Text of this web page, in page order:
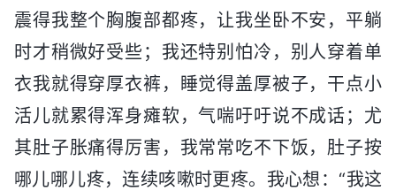
震得我整个胸腹部都疼，让我坐卧不安，平躺
时才稍微好受些；我还特别怕冷，别人穿着单
衣我就得穿厚衣裤，睡觉得盖厚被子，干点小
活儿就累得浑身瘫软，气喘吁吁说不成话；尤
其肚子胀痛得厉害，我常常吃不下饭，肚子按
哪儿哪儿疼，连续咳嗽时更疼。我心想：“我这